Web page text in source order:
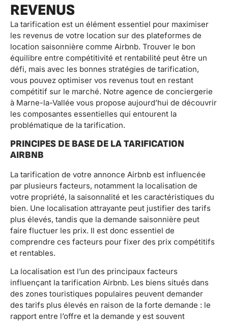
REVENUS
La tarification est un élément essentiel pour maximiser
les revenus de votre location sur des plateformes de
location saisonnière comme Airbnb. Trouver le bon
équilibre entre compétitivité et rentabilité peut être un
défi, mais avec les bonnes stratégies de tarification,
vous pouvez optimiser vos revenus tout en restant
compétitif sur le marché. Notre agence de conciergerie
à Marne-la-Vallée vous propose aujourd’hui de découvrir
les composantes essentielles qui entourent la
problématique de la tarification.
PRINCIPES DE BASE DE LA TARIFICATION
AIRBNB
La tarification de votre annonce Airbnb est influencée
par plusieurs facteurs, notamment la localisation de
votre propriété, la saisonnalité et les caractéristiques du
bien. Une localisation attrayante peut justifier des tarifs
plus élevés, tandis que la demande saisonnière peut
faire fluctuer les prix. Il est donc essentiel de
comprendre ces facteurs pour fixer des prix compétitifs
et rentables.
La localisation est l’un des principaux facteurs
influençant la tarification Airbnb. Les biens situés dans
des zones touristiques populaires peuvent demander
des tarifs plus élevés en raison de la forte demande : le
rapport entre l’offre et la demande y est souvent